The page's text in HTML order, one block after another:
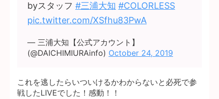
byスタッフ #三浦大知 #COLORLESS
pic.twitter.com/XSfhu83PwA
— 三浦大知【公式アカウント】
(@DAICHIMIURAinfo) October 24, 2019
これを逃したらいついけるかわからないと必死で参
戦したLIVEでした！感動！！